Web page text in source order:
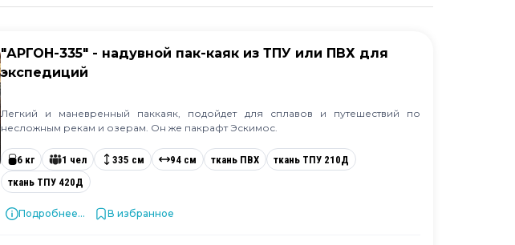
"АРГОН-335" - надувной пак-каяк из ТПУ или ПВХ для
экспедиций
Легкий и маневренный паккаяк, подойдет для сплавов и путешествий по
несложным рекам и озерам. Он же пакрафт Эскимос.
6 кг 1 чел 335 см 94 см ткань ПВХ
ткань ТПУ 210Д
ткань ТПУ 420Д
Подробнее... В избранное